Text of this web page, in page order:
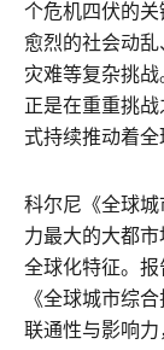
个危机四伏的
愈烈的社会动
灾难等复杂挑
正是在重重挑
式持续推动着全
科尔尼《全球
力最大的大都
全球化特征。
《全球城市综
联通性与影响力